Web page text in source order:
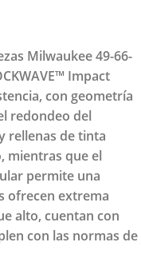
Milwaukee 49-66-
Impact
con geometría
redondeo del
rellenas de tinta
mientras que el
permite una
ofrecen extrema
alto, cuentan con
con las normas de